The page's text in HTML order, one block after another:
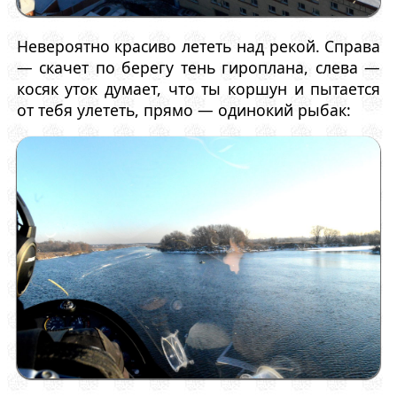
Невероятно красиво лететь над рекой. Справа
— скачет по берегу тень гироплана, слева —
косяк уток думает, что ты коршун и пытается
от тебя улететь, прямо — одинокий рыбак: